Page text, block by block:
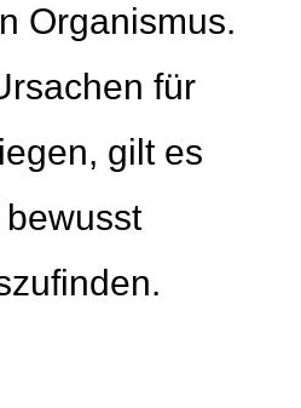
Organismus.
für
gilt es